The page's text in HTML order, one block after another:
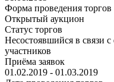
Форма проведения торгов
Открытый аукцион
Статус торгов
Несостоявшийся в связи
участников
Приёма заявок
01.02.2019 - 01.03.2019